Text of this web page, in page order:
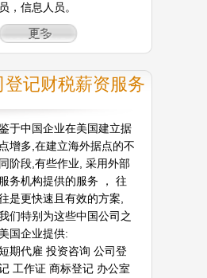
员，信息人员。
登记财税薪资服务
于中国企业在美国建立据
点增多,在建立海外据点的不
同阶段,有些作业, 采用外部
服务机构提供的服务 ， 往
是更快速且有效的方案,
们特别为这些中国公司之
美国企业提供:
期代雇 投资咨询 公司登
工作证 商标登记 办公室